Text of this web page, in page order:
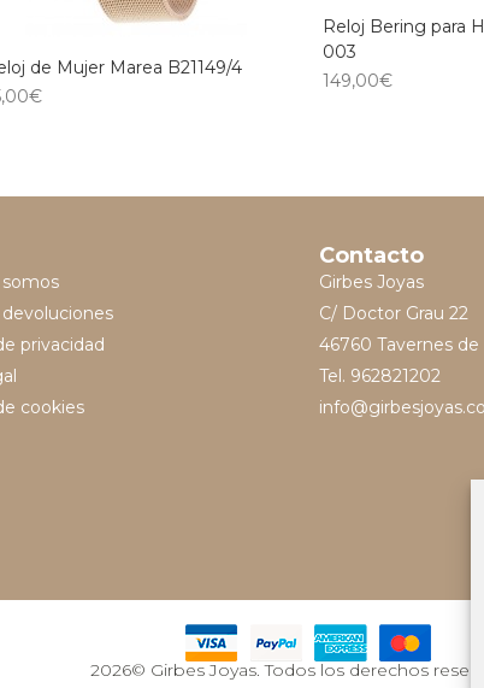
de Mujer Marea B21149/4
€
Reloj Bering para
003
149,00€
devoluciones
privacidad
cookies
Contacto
Girbes Joyas
C/ Doctor Grau 22
46760 Tavernes de
Tel. 962821202
2026© Girbes Joyas. Todos los derechos